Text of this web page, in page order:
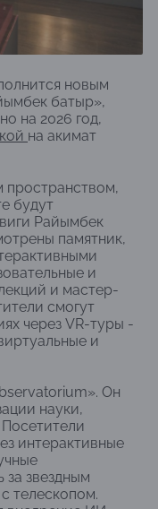
новым
батыр»,
на 2026 год,
на акимат
пространством,
будут
Райымбек
памятник,
и
и мастер-
смогут
через VR-туры -
и
Он
науки,
интерактивные
за звездным
телескопом.